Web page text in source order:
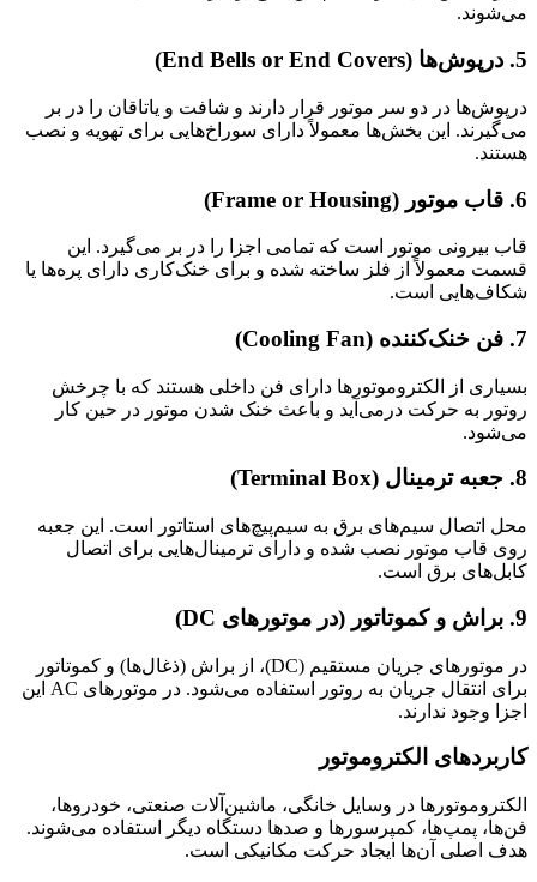
می‌شوند.
5. درپوش‌ها (End Bells or End Covers)
درپوش‌ها در دو سر موتور قرار دارند و شافت و یاتاقان را در بر
می‌گیرند. این بخش‌ها معمولاً دارای سوراخ‌هایی برای تهویه و نصب
هستند.
6. قاب موتور (Frame or Housing)
قاب بیرونی موتور است که تمامی اجزا را در بر می‌گیرد. این
قسمت معمولاً از فلز ساخته شده و برای خنک‌کاری دارای پره‌ها یا
شکاف‌هایی است.
7. فن خنک‌کننده (Cooling Fan)
بسیاری از الکتروموتورها دارای فن داخلی هستند که با چرخش
روتور به حرکت درمی‌آید و باعث خنک شدن موتور در حین کار
می‌شود.
8. جعبه ترمینال (Terminal Box)
محل اتصال سیم‌های برق به سیم‌پیچ‌های استاتور است. این جعبه
روی قاب موتور نصب شده و دارای ترمینال‌هایی برای اتصال
کابل‌های برق است.
9. براش و کموتاتور (در موتورهای DC)
در موتورهای جریان مستقیم (DC)، از براش (ذغال‌ها) و کموتاتور
برای انتقال جریان به روتور استفاده می‌شود. در موتورهای AC این
اجزا وجود ندارند.
کاربردهای الکتروموتور
الکتروموتورها در وسایل خانگی، ماشین‌آلات صنعتی، خودروها،
فن‌ها، پمپ‌ها، کمپرسورها و صدها دستگاه دیگر استفاده می‌شوند.
هدف اصلی آن‌ها ایجاد حرکت مکانیکی است.